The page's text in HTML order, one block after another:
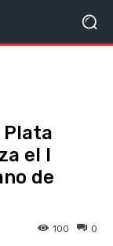
Plata
el I
de
0
100